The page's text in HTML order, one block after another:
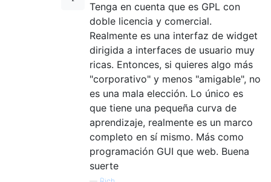
Tenga en cuenta que es GPL con
doble licencia y comercial.
Realmente es una interfaz de widget
dirigida a interfaces de usuario muy
ricas. Entonces, si quieres algo más
"corporativo" y menos "amigable", no
es una mala elección. Lo único es
que tiene una pequeña curva de
aprendizaje, realmente es un marco
completo en sí mismo. Más como
programación GUI que web. Buena
suerte